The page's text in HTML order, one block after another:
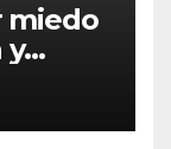
miedo
y